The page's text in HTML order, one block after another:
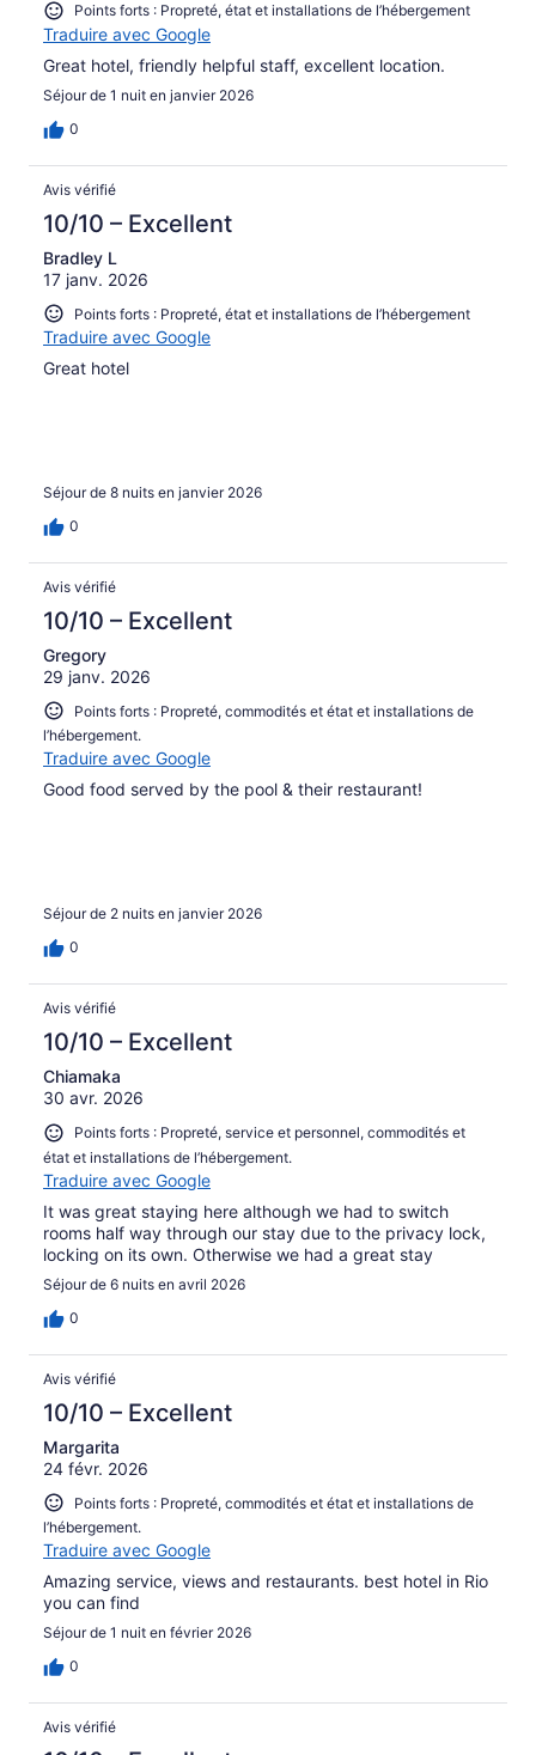
Points forts : Propreté, état et installations de l’hébergement
Traduire avec Google
Great hotel, friendly helpful staff, excellent location.
Séjour de 1 nuit en janvier 2026
0
Avis vérifié
10/10 – Excellent
Bradley L
17 janv. 2026
Points forts : Propreté, état et installations de l’hébergement
Traduire avec Google
Great hotel
Séjour de 8 nuits en janvier 2026
0
Avis vérifié
10/10 – Excellent
Gregory
29 janv. 2026
Points forts : Propreté, commodités et état et installations de
l’hébergement.
Traduire avec Google
Good food served by the pool & their restaurant!
Séjour de 2 nuits en janvier 2026
0
Avis vérifié
10/10 – Excellent
Chiamaka
30 avr. 2026
Points forts : Propreté, service et personnel, commodités et
état et installations de l’hébergement.
Traduire avec Google
It was great staying here although we had to switch
rooms half way through our stay due to the privacy lock,
locking on its own. Otherwise we had a great stay
Séjour de 6 nuits en avril 2026
0
Avis vérifié
10/10 – Excellent
Margarita
24 févr. 2026
Points forts : Propreté, commodités et état et installations de
l’hébergement.
Traduire avec Google
Amazing service, views and restaurants. best hotel in Rio
you can find
Séjour de 1 nuit en février 2026
0
Avis vérifié